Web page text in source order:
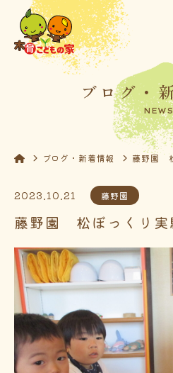
ブログ・
NEWS
ブログ・新着情報 藤野園
2023.10.21 藤野園
藤野園 松ぼっくり